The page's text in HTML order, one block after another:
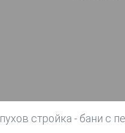
стройка - бани с